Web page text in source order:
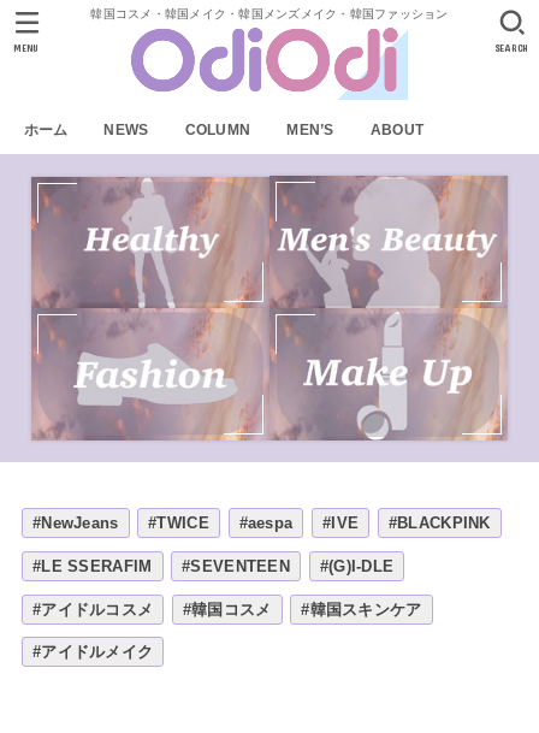
韓国コスメ・韓国メイク・韓国メンズメイク・韓国ファッション
ホーム NEWS COLUMN MEN’S ABOUT
SEARCH
MENU
#NewJeans #TWICE #aespa #IVE #BLACKPINK
#LE SSERAFIM #SEVENTEEN #(G)I-DLE
#アイドルコスメ #韓国コスメ #韓国スキンケア
#アイドルメイク